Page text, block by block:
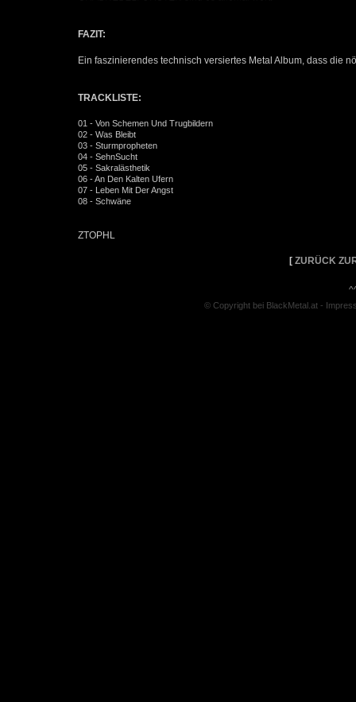
FAZIT:
Ein faszinierendes technisch versiertes Metal Album, dass die
TRACKLISTE:
01 - Von Schemen Und Trugbildern
02 - Was Bleibt
03 - Sturmpropheten
04 - SehnSucht
05 - Sakralästhetik
06 - An Den Kalten Ufern
07 - Leben Mit Der Angst
08 - Schwäne
ZTOPHL
[ ZURÜCK
© Copyright bei BlackMetal.at -